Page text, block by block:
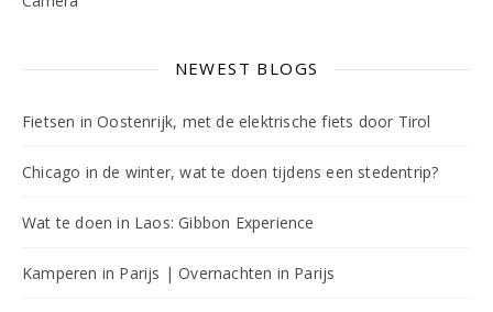
NEWEST BLOGS
Fietsen in Oostenrijk, met de elektrische fiets door Tirol
Chicago in de winter, wat te doen tijdens een stedentrip?
Wat te doen in Laos: Gibbon Experience
Kamperen in Parijs | Overnachten in Parijs